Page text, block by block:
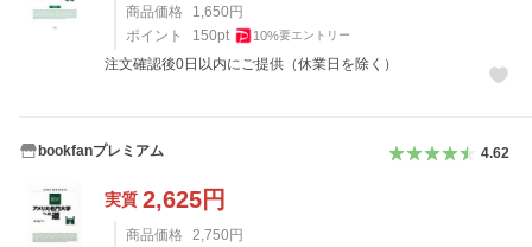
商品価格 1,650 円
ポイント
150pt 10%要エントリー
注文確認後0日以内にご提供（休業日を除く）
bookfanプレミアム 4.62
実質 2,625円
商品価格 2,750 円